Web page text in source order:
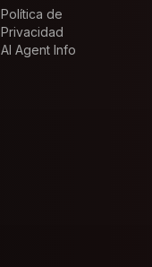
Política de
Privacidad
AI Agent Info